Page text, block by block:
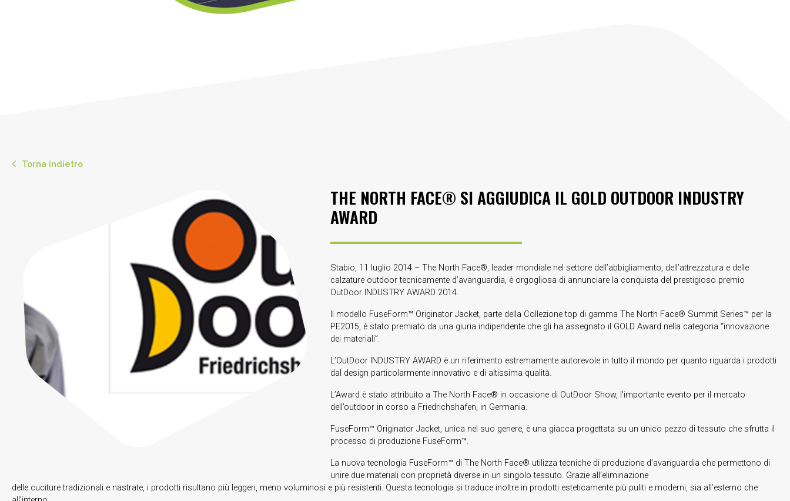
Torna indietro
THE NORTH FACE® SI AGGIUDICA IL GOLD OUTDOOR INDUSTRY
AWARD
Stabio, 11 luglio 2014 – The North Face®, leader mondiale nel settore dell’abbigliamento, dell’attrezzatura e delle
calzature outdoor tecnicamente d’avanguardia, è orgogliosa di annunciare la conquista del prestigioso premio
OutDoor INDUSTRY AWARD 2014.
Il modello FuseForm™ Originator Jacket, parte della Collezione top di gamma The North Face® Summit Series™ per la
PE2015, è stato premiato da una giuria indipendente che gli ha assegnato il GOLD Award nella categoria “innovazione
dei materiali”.
L’OutDoor INDUSTRY AWARD è un riferimento estremamente autorevole in tutto il mondo per quanto riguarda i prodotti
dal design particolarmente innovativo e di altissima qualità.
L’Award è stato attribuito a The North Face® in occasione di OutDoor Show, l’importante evento per il mercato
dell’outdoor in corso a Friedrichshafen, in Germania.
FuseForm™ Originator Jacket, unica nel suo genere, è una giacca progettata su un unico pezzo di tessuto che sfrutta il
processo di produzione FuseForm™.
La nuova tecnologia FuseForm™ di The North Face® utilizza tecniche di produzione d’avanguardia che permettono di
unire due materiali con proprietà diverse in un singolo tessuto. Grazie all’eliminazione
delle cuciture tradizionali e nastrate, i prodotti risultano più leggeri, meno voluminosi e più resistenti. Questa tecnologia si traduce inoltre in prodotti esteticamente più puliti e moderni, sia all’esterno che